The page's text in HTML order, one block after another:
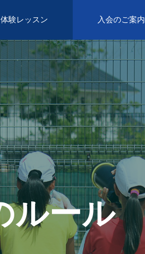
体験レッスン 入会のご案内
ルール